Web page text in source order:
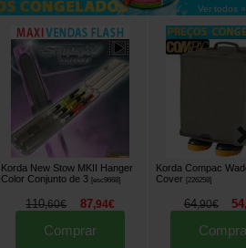
Ver todos »
Korda New Stow MKII Hanger
Color Conjunto de 3 [esc9668]
110,60€ 87,94€
Comprar
Korda Compac
Cover [226258]
64,90€ 54